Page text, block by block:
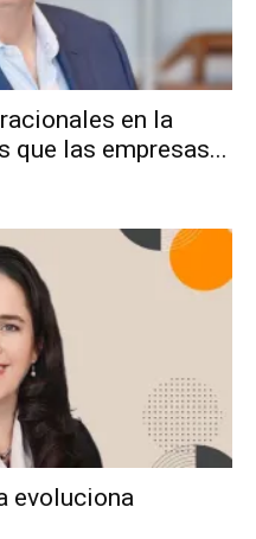
en la
que las empresas...
evoluciona